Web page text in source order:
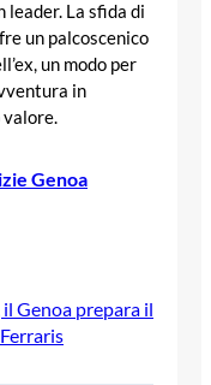
leader. La sfida di
un palcoscenico
un modo per
in
valore.
Genoa
Genoa prepara il